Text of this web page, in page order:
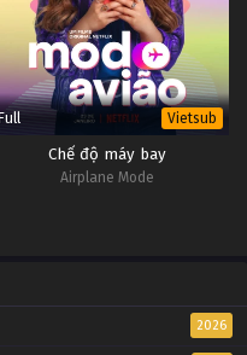
Vietsub
Chế độ máy bay
Airplane Mode
2026